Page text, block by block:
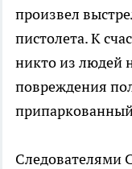
произвел
пистолета. К
никто из людей
повреждения
Следователями